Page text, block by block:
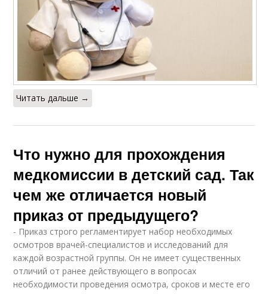
Читать дальше →
Что нужно для прохождения
медкомиссии в детский сад. Так
чем же отличается новый
приказ от предыдущего?
- Приказ строго регламентирует набор необходимых
осмотров врачей-специалистов и исследований для
каждой возрастной группы. Он не имеет существенных
отличий от ранее действующего в вопросах
необходимости проведения осмотра, сроков и месте его